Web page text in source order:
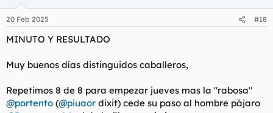
e
:
20 Feb 2025 #18
MINUTO Y RESULTADO
Muy buenos días distinguidos caballeros,
Repetimos 8 de 8 para empezar jueves mas la "rabosa"
@portento (@piuaor dixit) cede su paso al hombre pájaro